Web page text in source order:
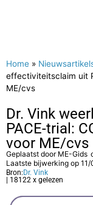
Home »
effectiviteitsclaim uit
ME/cvs
Dr. Vink
PACE-trial:
voor ME/cvs
Geplaatst door ME-Gids
Laatste bijwerking op
Bron: Dr. Vink
| 18122 x gelezen